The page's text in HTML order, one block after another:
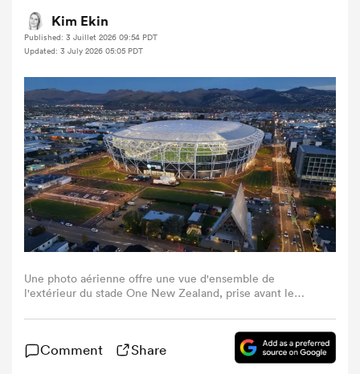
Kim Ekin
Published: 3 Juillet 2026 09:54 PDT
Updated: 3 July 2026 05:05 PDT
Une photo aérienne offre une vue d'ensemble de
l'extérieur du stade One New Zealand, prise avant le
à Christchurch, le 24 avril 2026. Le nouveau stade Te
Kaha, d'une valeur de 340 millions d'euros, qui
symbolisait les efforts de reconstruction de Christchurch
après le tremblement de terre meurtrier qui a frappé
Comment Share